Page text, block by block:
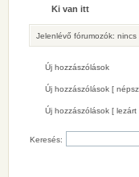
Ki van itt
Jelenlévő fórumozók:
Új hozzászólások
Új hozzászólások [
Új hozzászólások [ lezárt
Keresés: